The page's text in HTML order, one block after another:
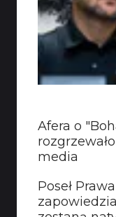
Afera o
media
Poseł